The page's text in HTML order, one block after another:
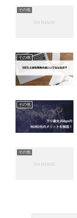
その他
その他
その他
その他